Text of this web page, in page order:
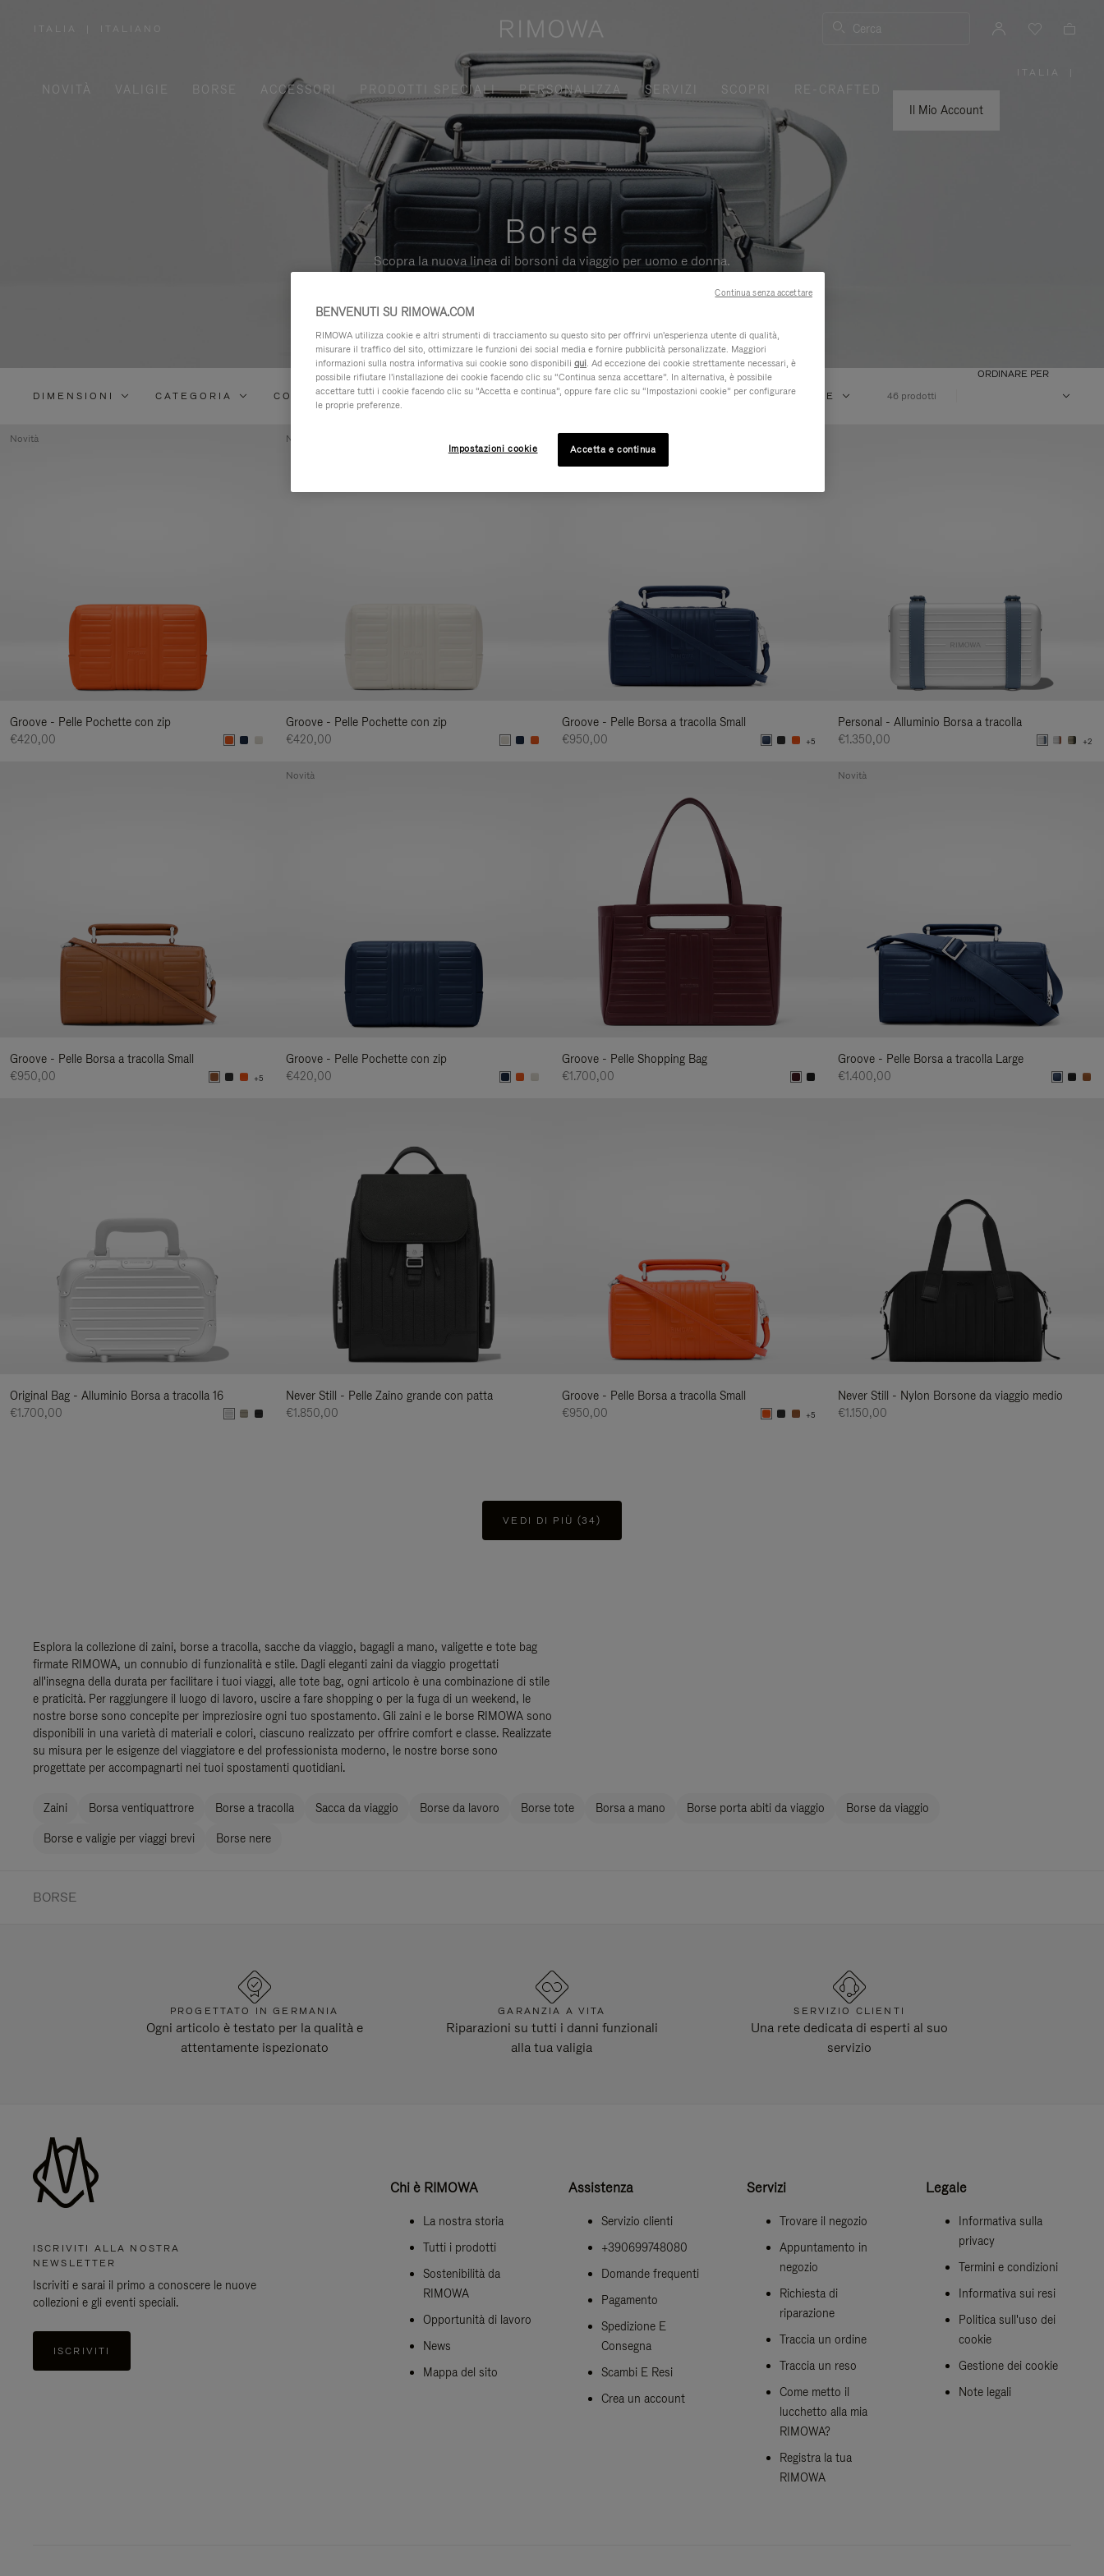
ITALIA
,
ITALIANO Cerca
NOVITÀ VALIGIE BORSE ACCESSORI PRODOTTI SPECIALI PERSONALIZZA SERVIZI SCOPRI
RE-CRAFTED
Il Mio Account
ITALIA
Borse
Scopra la nuova linea di borsoni da viaggio per uomo e donna.
risultati
DIMENSIONI CATEGORIA COLORE MATERIALE COLLEZIONE CARATTERISTICHE VOLUME 46 prodotti
ORDINARE PER
Groove - Pelle Pochette con zip
€420,00
Novità
Groove - Pelle Pochette con zip
€420,00
Novità
Groove - Pelle Borsa a tracolla Small
€950,00
+5
Personal - Alluminio Borsa a tracolla
€1.350,00
+2
Groove - Pelle Borsa a tracolla Small
€950,00
+5
Groove - Pelle Pochette con zip
€420,00
Novità
Groove - Pelle Shopping Bag
€1.700,00
Groove - Pelle Borsa a tracolla Large
€1.400,00
Novità
Original Bag - Alluminio Borsa a tracolla 16
€1.700,00
Never Still - Pelle Zaino grande con patta
€1.850,00
Groove - Pelle Borsa a tracolla Small
€950,00
+5
Never Still - Nylon Borsone da viaggio medio
€1.150,00
VEDI DI PIÙ (34)
Esplora la collezione di zaini, borse a tracolla, sacche da viaggio, bagagli a mano, valigette e tote bag
firmate RIMOWA, un connubio di funzionalità e stile. Dagli eleganti zaini da viaggio progettati
all'insegna della durata per facilitare i tuoi viaggi, alle tote bag, ogni articolo è una combinazione di stile
e praticità. Per raggiungere il luogo di lavoro, uscire a fare shopping o per la fuga di un weekend, le
nostre borse sono concepite per impreziosire ogni tuo spostamento. Gli zaini e le borse RIMOWA sono
disponibili in una varietà di materiali e colori, ciascuno realizzato per offrire comfort e classe. Realizzate
su misura per le esigenze del viaggiatore e del professionista moderno, le nostre borse sono
progettate per accompagnarti nei tuoi spostamenti quotidiani.
Zaini Borsa ventiquattrore Borse a tracolla Sacca da viaggio Borse da lavoro Borse tote Borsa a mano Borse porta abiti da viaggio Borse da viaggio
Borse e valigie per viaggi brevi Borse nere
BORSE
PROGETTATO IN GERMANIA
Ogni articolo è testato per la qualità e
attentamente ispezionato
GARANZIA A VITA
Riparazioni su tutti i danni funzionali
alla tua valigia
SERVIZIO CLIENTI
Una rete dedicata di esperti al suo
servizio
ISCRIVITI ALLA NOSTRA
NEWSLETTER
Iscriviti e sarai il primo a conoscere le nuove
collezioni e gli eventi speciali.
ISCRIVITI
Chi è RIMOWA
La nostra storia
Tutti i prodotti
Sostenibilità da
RIMOWA
Opportunità di lavoro
News
Mappa del sito
Assistenza
Servizio clienti
+390699748080
Domande frequenti
Pagamento
Spedizione E
Consegna
Scambi E Resi
Crea un account
Servizi
Trovare il negozio
Appuntamento in
negozio
Richiesta di
riparazione
Traccia un ordine
Traccia un reso
Come metto il
lucchetto alla mia
RIMOWA?
Registra la tua
RIMOWA
Legale
Informativa sulla
privacy
Termini e condizioni
Informativa sui resi
Politica sull'uso dei
cookie
Gestione dei cookie
Note legali
BENVENUTI SU RIMOWA.COM
RIMOWA utilizza cookie e altri strumenti di tracciamento su questo sito per offrirvi un'esperienza utente di qualità,
misurare il traffico del sito, ottimizzare le funzioni dei social media e fornire pubblicità personalizzate. Maggiori
informazioni sulla nostra informativa sui cookie sono disponibili qui. Ad eccezione dei cookie strettamente necessari, è
possibile rifiutare l'installazione dei cookie facendo clic su “Continua senza accettare”. In alternativa, è possibile
accettare tutti i cookie facendo clic su “Accetta e continua”, oppure fare clic su “Impostazioni cookie” per configurare
le proprie preferenze.
Impostazioni cookie Accetta e continua
Continua senza accettare